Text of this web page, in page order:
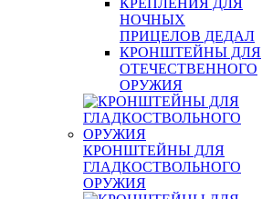
КРЕПЛЕНИЯ ДЛЯ
НОЧНЫХ
ПРИЦЕЛОВ ДЕДАЛ
КРОНШТЕЙНЫ ДЛЯ
ОТЕЧЕСТВЕННОГО
ОРУЖИЯ
КРОНШТЕЙНЫ ДЛЯ
ГЛАДКОСТВОЛЬНОГО
ОРУЖИЯ